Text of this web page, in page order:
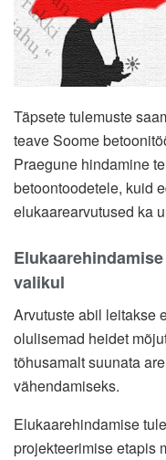
Täpsete tulemuste
teave Soome
Praegune hindamine
betoontoodetele, kuid
elukaarearvutused ka
valikul
Arvutuste abil leitakse
olulisemad heidet
tõhusamalt suunata
vähendamiseks.
Elukaarehindamise
projekteerimise etapis